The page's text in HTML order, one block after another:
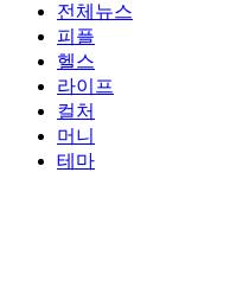
전체뉴스
피플
헬스
라이프
컬처
머니
테마